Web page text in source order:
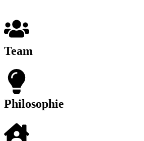
Team
Philosophie